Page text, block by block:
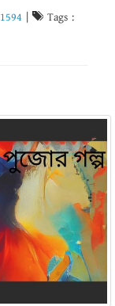
1594 | Tags :